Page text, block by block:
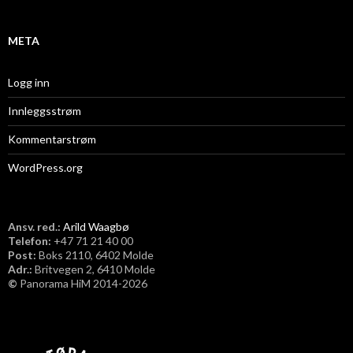
META
Logg inn
Innleggsstrøm
Kommentarstrøm
WordPress.org
Ansv. red.: Arild Waagbø
Telefon: ​+47 71 21 40 00
Post: Boks 2110, 6402 Molde
Adr.: Britvegen 2, 6410 Molde
© Panorama HiM 2014-2026